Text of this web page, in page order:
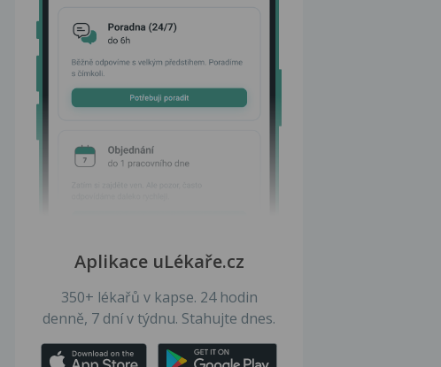
Aplikace uLékaře.cz
350+ lékařů v kapse. 24 hodin
denně, 7 dní v týdnu. Stahujte dnes.